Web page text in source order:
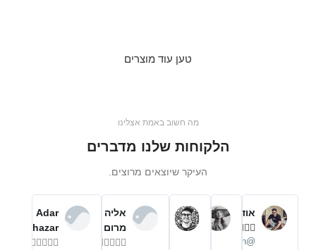
טען עוד מוצרים
מה חשוב באמת אצלינו
הלקוחות שלנו מדברים
העיקר שיוצאים מרוצים.
אודי פרידמן


@udifridman
עדן
טייבר
מאיר
אליה
מרום

Adar
hazar
